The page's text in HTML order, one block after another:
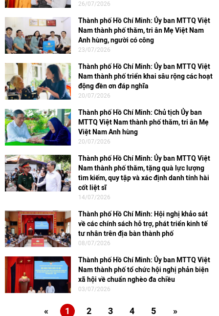
26/07/2026
Thành phố Hồ Chí Minh: Ủy ban MTTQ Việt
Nam thành phố thăm, tri ân Mẹ Việt Nam
Anh hùng, người có công
23/07/2026
Thành phố Hồ Chí Minh: Ủy ban MTTQ Việt
Nam thành phố triển khai sâu rộng các hoạt
động đền ơn đáp nghĩa
20/07/2026
Thành phố Hồ Chí Minh: Chủ tịch Ủy ban
MTTQ Việt Nam thành phố thăm, tri ân Mẹ
Việt Nam Anh hùng
20/07/2026
Thành phố Hồ Chí Minh: Ủy ban MTTQ Việt
Nam thành phố thăm, tặng quà lực lượng
tìm kiếm, quy tập và xác định danh tính hài
cốt liệt sĩ
14/07/2026
Thành phố Hồ Chí Minh: Hội nghị khảo sát
về các chính sách hỗ trợ, phát triển kinh tế
tư nhân trên địa bàn thành phố
08/07/2026
Thành phố Hồ Chí Minh: Ủy ban MTTQ Việt
Nam thành phố tổ chức hội nghị phản biện
xã hội về chuẩn nghèo đa chiều
03/07/2026
« 1 2 3 4 5 »